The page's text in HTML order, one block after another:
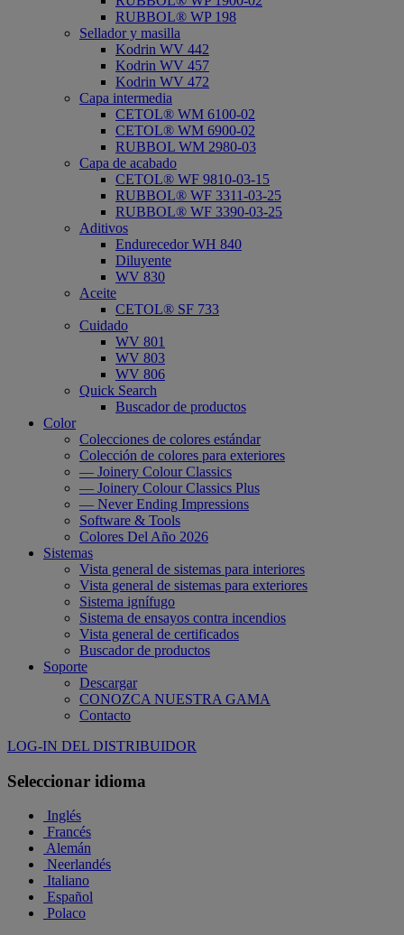
RUBBOL® WP 198
Sellador y masilla
Kodrin WV 442
Kodrin WV 457
Kodrin WV 472
Capa intermedia
CETOL® WM 6100-02
CETOL® WM 6900-02
RUBBOL WM 2980-03
Capa de acabado
CETOL® WF 9810-03-15
RUBBOL® WF 3311-03-25
RUBBOL® WF 3390-03-25
Aditivos
Endurecedor WH 840
Diluyente
WV 830
Aceite
CETOL® SF 733
Cuidado
WV 801
WV 803
WV 806
Quick Search
Buscador de productos
Color
Colecciones de colores estándar
Colección de colores para exteriores
— Joinery Colour Classics
— Joinery Colour Classics Plus
— Never Ending Impressions
Software & Tools
Colores Del Año 2026
Sistemas
Vista general de sistemas para interiores
Vista general de sistemas para exteriores
Sistema ignífugo
Sistema de ensayos contra incendios
Vista general de certificados
Buscador de productos
Soporte
Descargar
CONOZCA NUESTRA GAMA
Contacto
LOG-IN DEL DISTRIBUIDOR
Seleccionar idioma
Inglés
Francés
Alemán
Neerlandés
Italiano
Español
Polaco